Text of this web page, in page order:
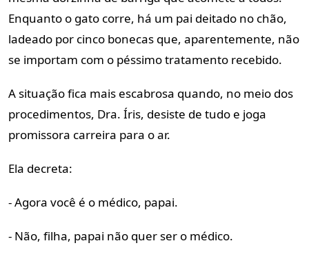
Enquanto o gato corre, há um pai deitado no chão,
ladeado por cinco bonecas que, aparentemente, não
se importam com o péssimo tratamento recebido.
A situação fica mais escabrosa quando, no meio dos
procedimentos, Dra. Íris, desiste de tudo e joga
promissora carreira para o ar.
Ela decreta:
- Agora você é o médico, papai.
- Não, filha, papai não quer ser o médico.